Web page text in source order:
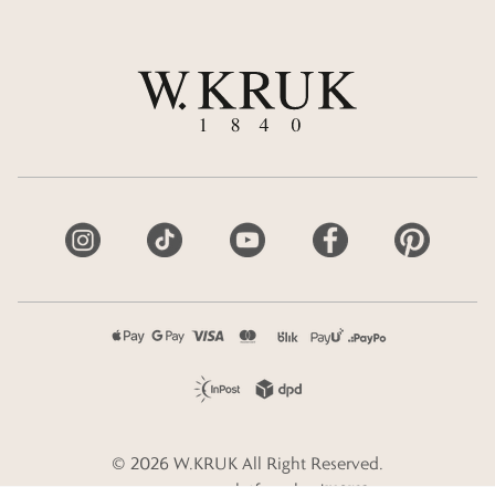
© 2026 W.KRUK All Right Reserved.